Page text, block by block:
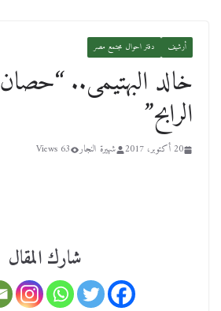
أرشيف دفتر احوال مجتمع مصر
خالد البهتيمى..
الرابح”
20 أكتوبر، 2017 شهيرة النجار 63 Views
شارك المقال